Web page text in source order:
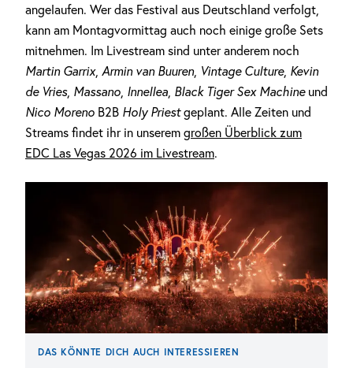
angelaufen. Wer das Festival aus Deutschland verfolgt,
kann am Montagvormittag auch noch einige große Sets
mitnehmen. Im Livestream sind unter anderem noch
Martin Garrix, Armin van Buuren, Vintage Culture, Kevin
de Vries, Massano, Innellea, Black Tiger Sex Machineund
Nico Moreno B2B Holy Priestgeplant. Alle Zeiten und
Streams findet ihr in unserem großen Überblick zum
EDC Las Vegas 2026 im Livestream.
DAS KÖNNTE DICH AUCH INTERESSIEREN